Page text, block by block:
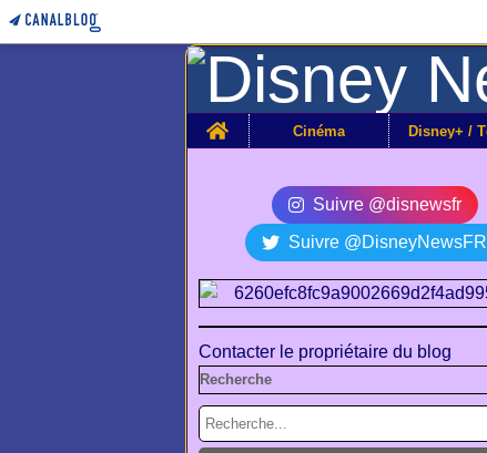
Home
Cinéma
Suivre @disnewsfr
Suivre @DisneyNewsFR
Contacter le propriétaire du blog
Recherche